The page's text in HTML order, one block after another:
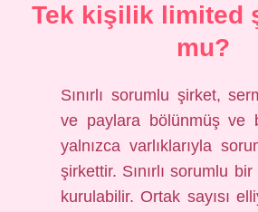
Tek kişilik limited
mu?
Sınırlı sorumlu şirket,
ve paylara bölünmüş ve
yalnızca varlıklarıyla
şirkettir. Sınırlı sorumlu
kurulabilir. Ortak sayısı